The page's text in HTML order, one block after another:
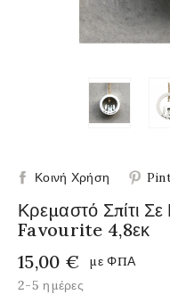
Κοινή Χρήση
Κρεμαστό Σπίτι
Favourite 4,8εκ
15,00 €
με ΦΠΑ
2-5 ημέρες